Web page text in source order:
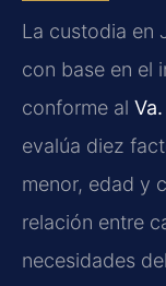
La custodia en
con base en el
conforme al
evalúa diez
menor, edad y
relación entre
necesidades